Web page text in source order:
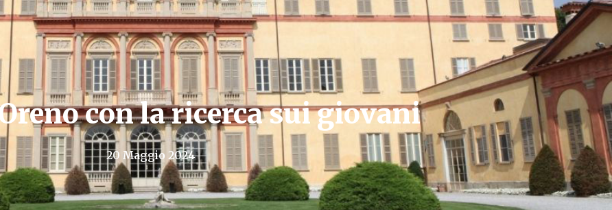
con la ricerca sui giovani
20 Maggio 2024